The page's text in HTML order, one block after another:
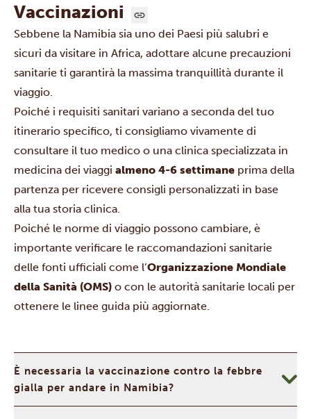
Vaccinazioni
Sebbene la Namibia sia uno dei Paesi più salubri e
sicuri da visitare in Africa, adottare alcune precauzioni
sanitarie ti garantirà la massima tranquillità durante il
viaggio.
Poiché i requisiti sanitari variano a seconda del tuo
itinerario specifico, ti consigliamo vivamente di
consultare il tuo medico o una clinica specializzata in
medicina dei viaggi almeno 4-6 settimane prima della
partenza per ricevere consigli personalizzati in base
alla tua storia clinica.
Poiché le norme di viaggio possono cambiare, è
importante verificare le raccomandazioni sanitarie
delle fonti ufficiali come l’Organizzazione Mondiale
della Sanità (OMS) o con le autorità sanitarie locali per
ottenere le linee guida più aggiornate.
È necessaria la vaccinazione contro la febbre
gialla per andare in Namibia?